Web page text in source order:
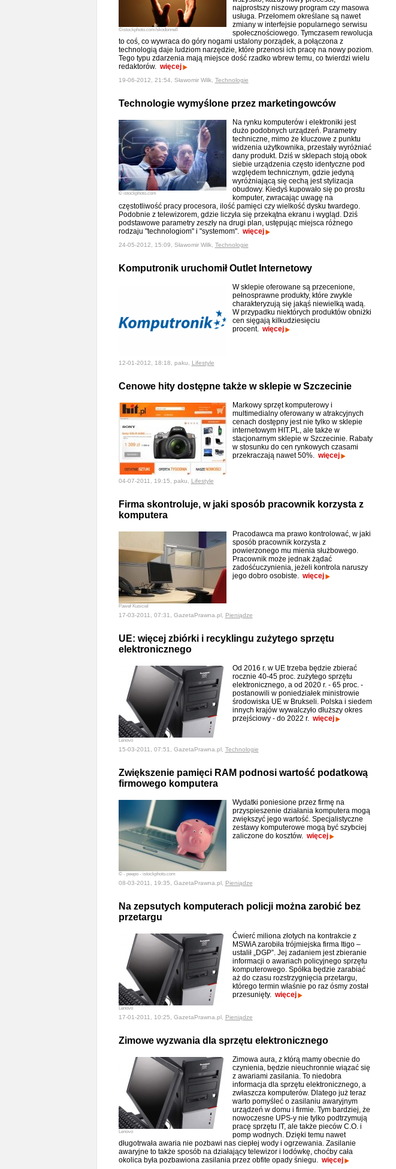
©istockphoto.com/skodonnell
najprostszy niszowy program czy masowa
usługa. Przełomem określane są nawet
zmiany w interfejsie popularnego serwisu
społecznościowego. Tymczasem rewolucja
to coś, co wywraca do góry nogami ustalony porządek, a połączona z
technologią daje ludziom narzędzie, które przenosi ich pracę na nowy poziom.
Tego typu zdarzenia mają miejsce dość rzadko wbrew temu, co twierdzi wielu
redaktorów. więcej
19-06-2012, 21:54, Sławomir Wilk, Technologie
Technologie wymyślone przez marketingowców
© istockphoto.com
Na rynku komputerów i elektroniki jest
dużo podobnych urządzeń. Parametry
techniczne, mimo że kluczowe z punktu
widzenia użytkownika, przestały wyróżniać
dany produkt. Dziś w sklepach stoją obok
siebie urządzenia często identyczne pod
względem technicznym, gdzie jedyną
wyróżniającą się cechą jest stylizacja
obudowy. Kiedyś kupowało się po prostu
komputer, zwracając uwagę na
częstotliwość pracy procesora, ilość pamięci czy wielkość dysku twardego.
Podobnie z telewizorem, gdzie liczyła się przekątna ekranu i wygląd. Dziś
podstawowe parametry zeszły na drugi plan, ustępując miejsca różnego
rodzaju "technologiom" i "systemom". więcej
24-05-2012, 15:09, Sławomir Wilk, Technologie
Komputronik uruchomił Outlet Internetowy
W sklepie oferowane są przecenione,
pełnosprawne produkty, które zwykle
charakteryzują się jakąś niewielką wadą.
W przypadku niektórych produktów obniżki
cen sięgają kilkudziesięciu
procent. więcej
12-01-2012, 18:18, paku, Lifestyle
Cenowe hity dostępne także w sklepie w Szczecinie
Markowy sprzęt komputerowy i
multimedialny oferowany w atrakcyjnych
cenach dostępny jest nie tylko w sklepie
internetowym HIT.PL, ale także w
stacjonarnym sklepie w Szczecinie. Rabaty
w stosunku do cen rynkowych czasami
przekraczają nawet 50%. więcej
04-07-2011, 19:15, paku, Lifestyle
Firma skontroluje, w jaki sposób pracownik korzysta z
komputera
Paweł Kusiciel
Pracodawca ma prawo kontrolować, w jaki
sposób pracownik korzysta z
powierzonego mu mienia służbowego.
Pracownik może jednak żądać
zadośćuczynienia, jeżeli kontrola naruszy
jego dobro osobiste. więcej
17-03-2011, 07:31, GazetaPrawna.pl, Pieniądze
UE: więcej zbiórki i recyklingu zużytego sprzętu
elektronicznego
Lenovo
Od 2016 r. w UE trzeba będzie zbierać
rocznie 40-45 proc. zużytego sprzętu
elektronicznego, a od 2020 r. - 65 proc. -
postanowili w poniedziałek ministrowie
środowiska UE w Brukseli. Polska i siedem
innych krajów wywalczyło dłuższy okres
przejściowy - do 2022 r. więcej
15-03-2011, 07:51, GazetaPrawna.pl, Technologie
Zwiększenie pamięci RAM podnosi wartość podatkową
firmowego komputera
© - peepo - istockphoto.com
Wydatki poniesione przez firmę na
przyspieszenie działania komputera mogą
zwiększyć jego wartość. Specjalistyczne
zestawy komputerowe mogą być szybciej
zaliczone do kosztów. więcej
08-03-2011, 19:35, GazetaPrawna.pl, Pieniądze
Na zepsutych komputerach policji można zarobić bez
przetargu
Lenovo
Ćwierć miliona złotych na kontrakcie z
MSWiA zarobiła trójmiejska firma Itigo –
ustalił „DGP”. Jej zadaniem jest zbieranie
informacji o awariach policyjnego sprzętu
komputerowego. Spółka będzie zarabiać
aż do czasu rozstrzygnięcia przetargu,
którego termin właśnie po raz ósmy został
przesunięty. więcej
17-01-2011, 10:25, GazetaPrawna.pl, Pieniądze
Zimowe wyzwania dla sprzętu elektronicznego
Lenovo
Zimowa aura, z którą mamy obecnie do
czynienia, będzie nieuchronnie wiązać się
z awariami zasilania. To niedobra
informacja dla sprzętu elektronicznego, a
zwłaszcza komputerów. Dlatego już teraz
warto pomyśleć o zasilaniu awaryjnym
urządzeń w domu i firmie. Tym bardziej, że
nowoczesne UPS-y nie tylko podtrzymują
pracę sprzętu IT, ale także pieców C.O. i
pomp wodnych. Dzięki temu nawet
długotrwała awaria nie pozbawi nas ciepłej wody i ogrzewania. Zasilanie
awaryjne to także sposób na działający telewizor i lodówkę, choćby cała
okolica była pozbawiona zasilania przez obfite opady śniegu. więcej